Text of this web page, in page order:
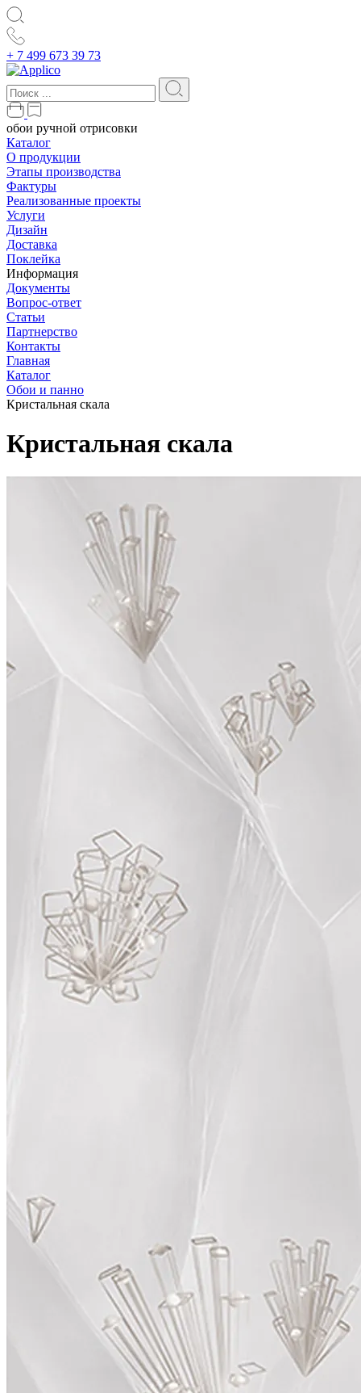
+ 7 499 673 39 73
обои ручной отрисовки
Каталог
О продукции
Этапы производства
Фактуры
Реализованные проекты
Услуги
Дизайн
Доставка
Поклейка
Информация
Документы
Вопрос-ответ
Статьи
Партнерство
Контакты
Главная
Каталог
Обои и панно
Кристальная скала
Кристальная скала